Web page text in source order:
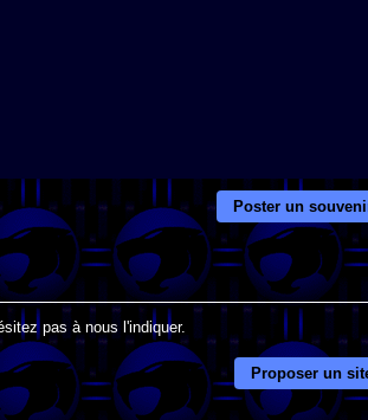
Poster un
pas à nous l'indiquer.
Proposer un